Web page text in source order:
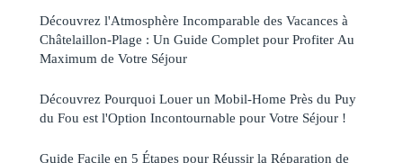
Découvrez l'Atmosphère Incomparable des Vacances à
Châtelaillon-Plage : Un Guide Complet pour Profiter Au
Maximum de Votre Séjour
Découvrez Pourquoi Louer un Mobil-Home Près du Puy
du Fou est l'Option Incontournable pour Votre Séjour !
Guide Facile en 5 Étapes pour Réussir la Réparation de